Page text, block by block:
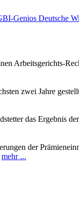
Genios Deutsche
Arbeitsgerichts-
zwei Jahre
das Ergebnis
der
mehr ...